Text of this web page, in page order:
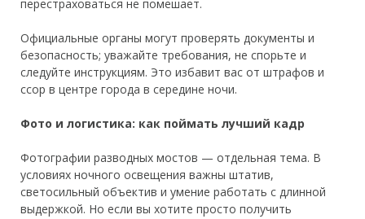
перестраховаться не помешает.
Официальные органы могут проверять документы и
безопасность; уважайте требования, не спорьте и
следуйте инструкциям. Это избавит вас от штрафов и
ссор в центре города в середине ночи.
Фото и логистика: как поймать лучший кадр
Фотографии разводных мостов — отдельная тема. В
условиях ночного освещения важны штатив,
светосильный объектив и умение работать с длинной
выдержкой. Но если вы хотите просто получить